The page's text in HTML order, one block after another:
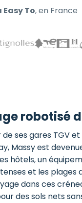
To, en France
robotisé
ses gares TGV
Massy est
hôtels, un
et les
dans ces
des sols nets